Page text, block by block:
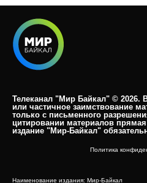
Телеканал "Мир Байкал" © 2026.
или частичное заимствование
только с письменного
цитировании материалов
издание "Мир-Байкал"
Политика
Наименование издания: Мир-Байкал